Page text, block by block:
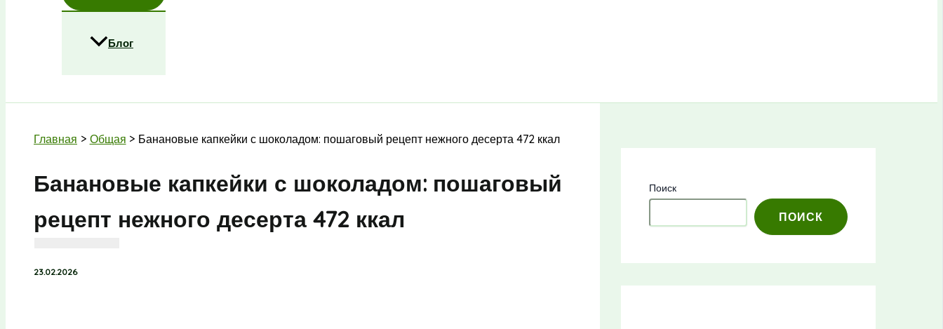
Блог
Главная Общая Банановые капкейки с шоколадом: пошаговый рецепт нежного десерта 472 ккал
Банановые капкейки с шоколадом: пошаговый
рецепт нежного десерта 472 ккал
23.02.2026
Поиск
ПОИСК